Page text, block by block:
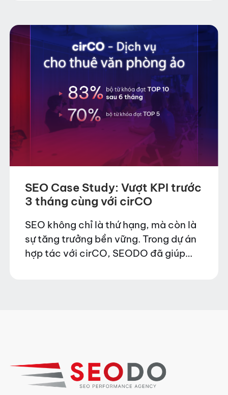
SEO Case Study: Vượt KPI trước
3 tháng cùng với cirCO
SEO không chỉ là thứ hạng, mà còn là
sự tăng trưởng bền vững. Trong dự án
hợp tác với cirCO, SEODO đã giúp